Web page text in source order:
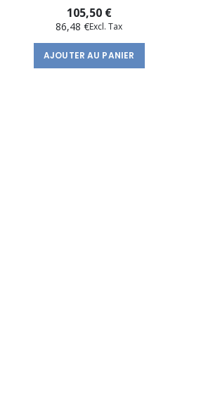
105,50 €
86,48 €
AJOUTER AU PANIER